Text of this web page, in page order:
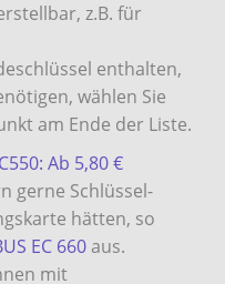
z.B. für
enthalten,
wählen Sie
am Ende der Liste.
Ab 5,80 €
gerne Schlüssel-
hätten, so
EC 660 aus.
mit